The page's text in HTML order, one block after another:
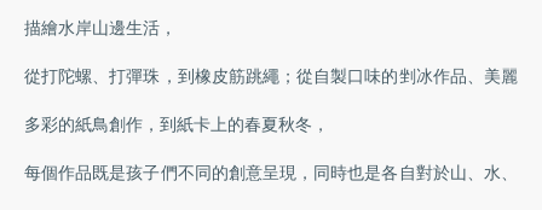
描繪水岸山邊生活，
從打陀螺、打彈珠，到橡皮筋跳繩；從自製口味的剉冰作品、美麗
多彩的紙鳥創作，到紙卡上的春夏秋冬，
每個作品既是孩子們不同的創意呈現，同時也是各自對於山、水、